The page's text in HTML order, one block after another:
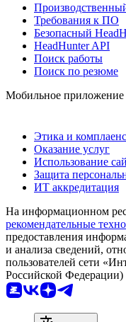
Требования к ПО
Безопасный
HeadHunter API
Поиск работы
Поиск по резюме
Мобильное приложение
Этика и комплаенс
Оказание услуг
Использование
Защита
ИТ аккредитация
На информационном
рекомендательные
предоставления
и анализа сведений,
пользователей сети
Российской Федерации)